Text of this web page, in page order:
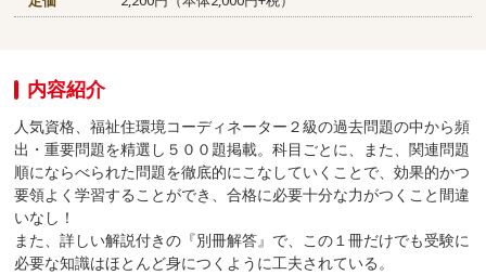
内容紹介
人気資格、福祉住環境コーディネーター２級の過去問題の中から頻
出・重要問題を精選し５００題掲載。科目ごとに、また、関連問題
順にならべられた問題を徹底的にこなしていくことで、効果的かつ
要領よく学習することができ、合格に必要十分な力がつくこと間違
いなし！
また、詳しい解説付きの『別冊解答』で、この１冊だけでも受験に
必要な知識はほとんど身につくように工夫されている。